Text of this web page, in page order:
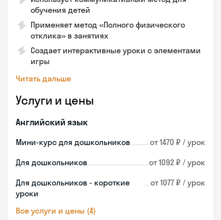
обучения детей
Применяет метод «Полного физического
отклика» в занятиях
Создает интерактивные уроки с элементами
игры
Читать дальше
Услуги и цены
Английский язык
Мини-курс для дошкольников от 1470 ₽ / урок
Для дошкольников от 1092 ₽ / урок
Для дошкольников - короткие
уроки
от 1077 ₽ / урок
Все услуги и цены (4)